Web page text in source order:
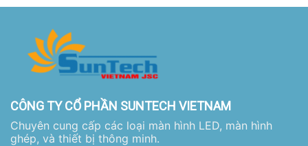
CÔNG TY CỔ PHẦN SUNTECH VIETNAM
Chuyên cung cấp các loại màn hình LED, màn hình
ghép, và thiết bị thông minh.